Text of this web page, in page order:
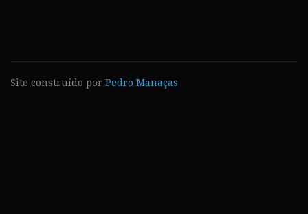
Site construído por Pedro Manaças